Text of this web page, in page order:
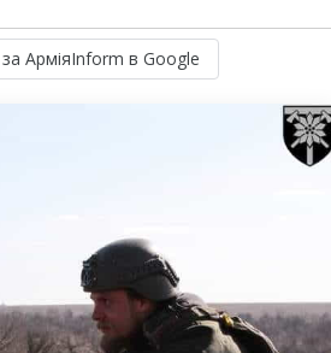
за АрміяInform в Google